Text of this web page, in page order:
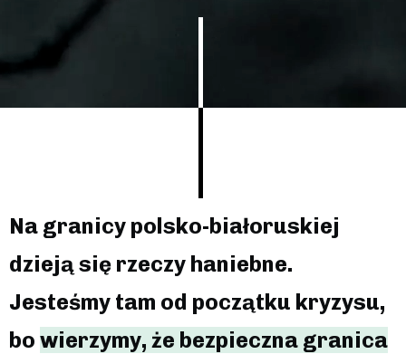
Na granicy polsko-białoruskiej
dzieją się rzeczy haniebne.
Jesteśmy tam od początku kryzysu,
bo wierzymy, że bezpieczna granica